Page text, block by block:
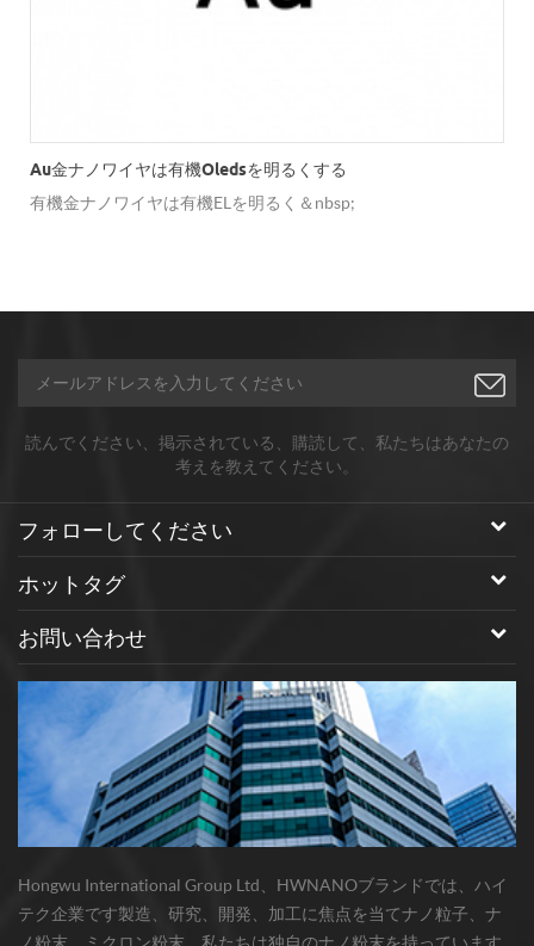
Au金ナノワイヤは有機oledsを明るくする
有機金ナノワイヤは有機ELを明るく＆nbsp;
読んでください、掲示されている、購読して、私たちはあなたの
考えを教えてください。
フォローしてください
ホットタグ
お問い合わせ
Hongwu International Group Ltd、HWNANOブランドでは、ハイ
テク企業です製造、研究、開発、加工に焦点を当てナノ粒子、ナ